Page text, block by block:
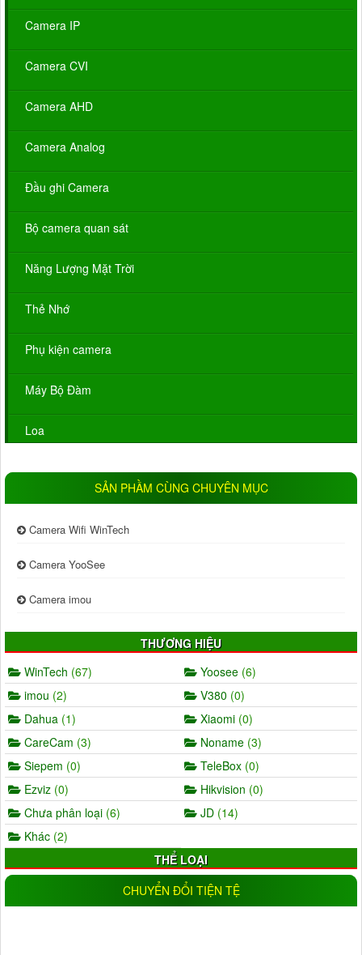
Camera IP
Camera CVI
Camera AHD
Camera Analog
Đầu ghi Camera
Bộ camera quan sát
Năng Lượng Mặt Trời
Thẻ Nhớ
Phụ kiện camera
Máy Bộ Đàm
Loa
SẢN PHẦM CÙNG CHUYÊN MỤC
Camera Wifi WinTech
Camera YooSee
Camera imou
THƯƠNG HIỆU
WinTech (67) Yoosee (6)
imou (2) V380 (0)
Dahua (1) Xiaomi (0)
CareCam (3) Noname (3)
Siepem (0) TeleBox (0)
Ezviz (0) Hikvision (0)
Chưa phân loại (6) JD (14)
Khác (2)
THỂ LOẠI
IP(11)
Wifi(17) IP wifi(19)
CHUYỂN ĐỔI TIỆN TỆ